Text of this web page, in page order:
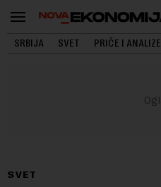
SRBIJA SVET PRIČE I ANALIZE
SVET